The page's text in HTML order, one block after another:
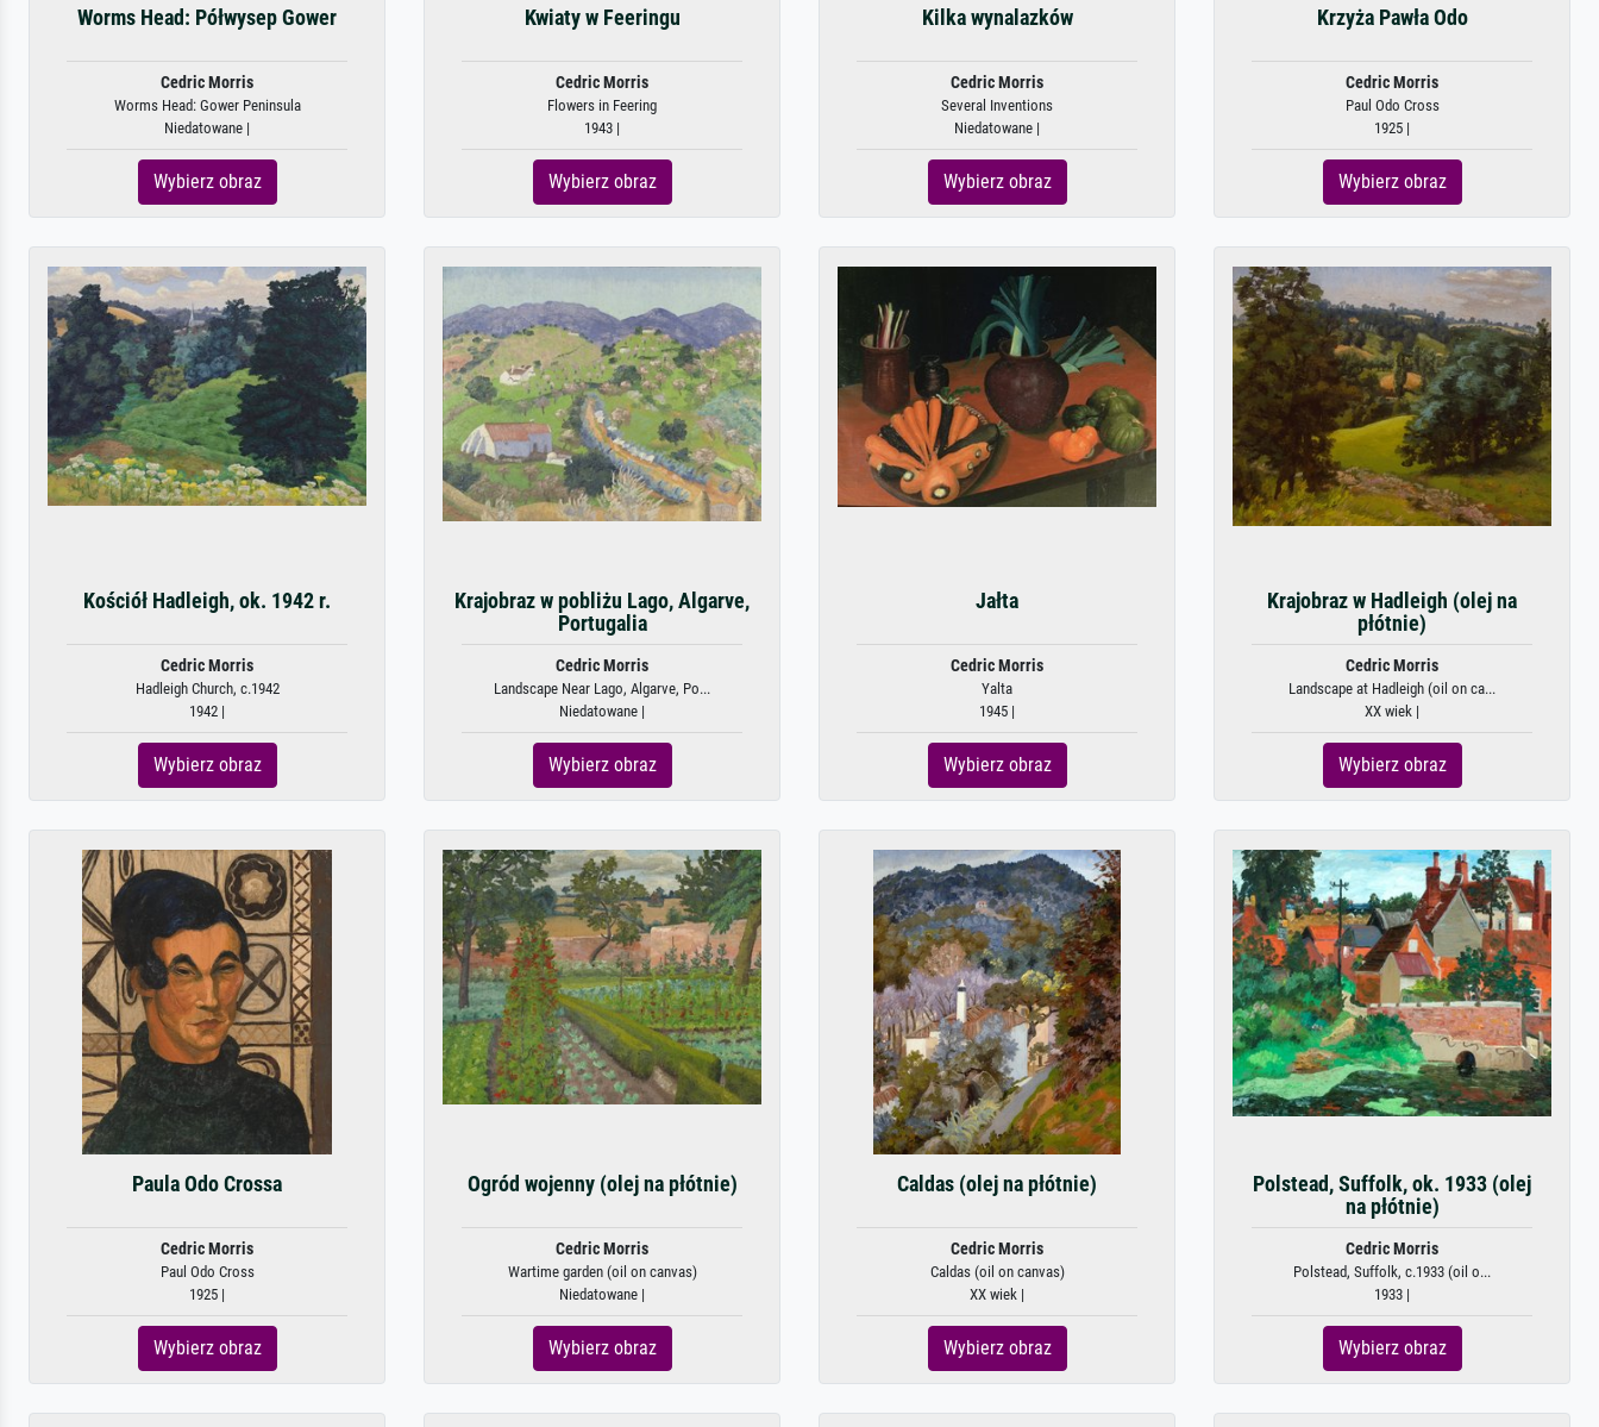
Worms Head: Półwysep Gower
Cedric Morris
Worms Head: Gower Peninsula
Niedatowane |
Wybierz obraz
Kwiaty w Feeringu
Cedric Morris
Flowers in Feering
1943 |
Wybierz obraz
Kilka wynalazków
Cedric Morris
Several Inventions
Niedatowane |
Wybierz obraz
Krzyża Pawła Odo
Cedric Morris
Paul Odo Cross
1925 |
Wybierz obraz
Kościół Hadleigh, ok. 1942 r.
Cedric Morris
Hadleigh Church, c.1942
1942 |
Wybierz obraz
Krajobraz w pobliżu Lago, Algarve,
Portugalia
Cedric Morris
Landscape Near Lago, Algarve, Po...
Niedatowane |
Wybierz obraz
Jałta
Cedric Morris
Yalta
1945 |
Wybierz obraz
Krajobraz w Hadleigh (olej na
płótnie)
Cedric Morris
Landscape at Hadleigh (oil on ca...
XX wiek |
Wybierz obraz
Paula Odo Crossa
Cedric Morris
Paul Odo Cross
1925 |
Wybierz obraz
Ogród wojenny (olej na płótnie)
Cedric Morris
Wartime garden (oil on canvas)
Niedatowane |
Wybierz obraz
Caldas (olej na płótnie)
Cedric Morris
Caldas (oil on canvas)
XX wiek |
Wybierz obraz
Polstead, Suffolk, ok. 1933 (olej
na płótnie)
Cedric Morris
Polstead, Suffolk, c.1933 (oil o...
1933 |
Wybierz obraz